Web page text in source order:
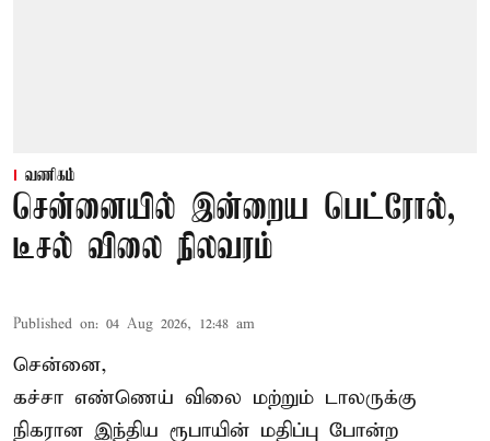
வணிகம்
சென்னையில் இன்றைய பெட்ரோல்,
டீசல் விலை நிலவரம்
Published on: 04 Aug 2026, 12:48 am
சென்னை,
கச்சா எண்ணெய் விலை மற்றும் டாலருக்கு
நிகரான இந்திய ரூபாயின் மதிப்பு போன்ற